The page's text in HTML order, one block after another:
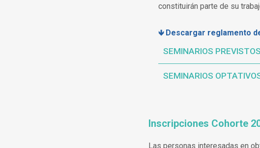
constituirán parte de su
🡻 Descargar reglamento
SEMINARIOS
SEMINARIOS
Inscripciones Cohorte
Las personas interesadas en